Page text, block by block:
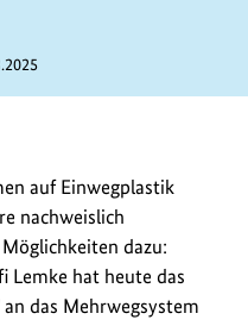
auf Einwegplastik
nachweislich
dazu:
Lemke hat heute das
das Mehrwegsystem